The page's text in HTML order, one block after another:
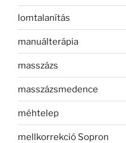
lomtalanítás
manuálterápia
masszázs
masszázsmedence
méhtelep
mellkorrekció Sopron